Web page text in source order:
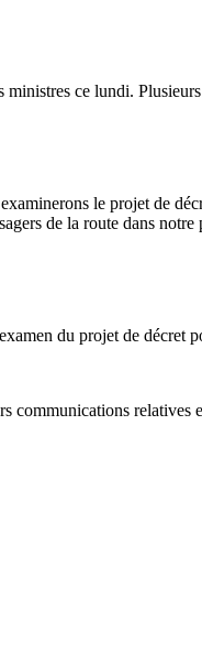
ce lundi.
le projet de
de la route dans
du projet de
communications